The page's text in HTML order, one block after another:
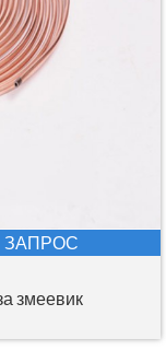
ЗАПРОС
змеевик